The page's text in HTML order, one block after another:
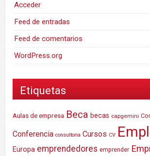
Acceder
Feed de entradas
Feed de comentarios
WordPress.org
Etiquetas
Aulas de empresa Beca becas capgemini
Conferencia consultoria Cursos CV
Europa emprendedores emprender